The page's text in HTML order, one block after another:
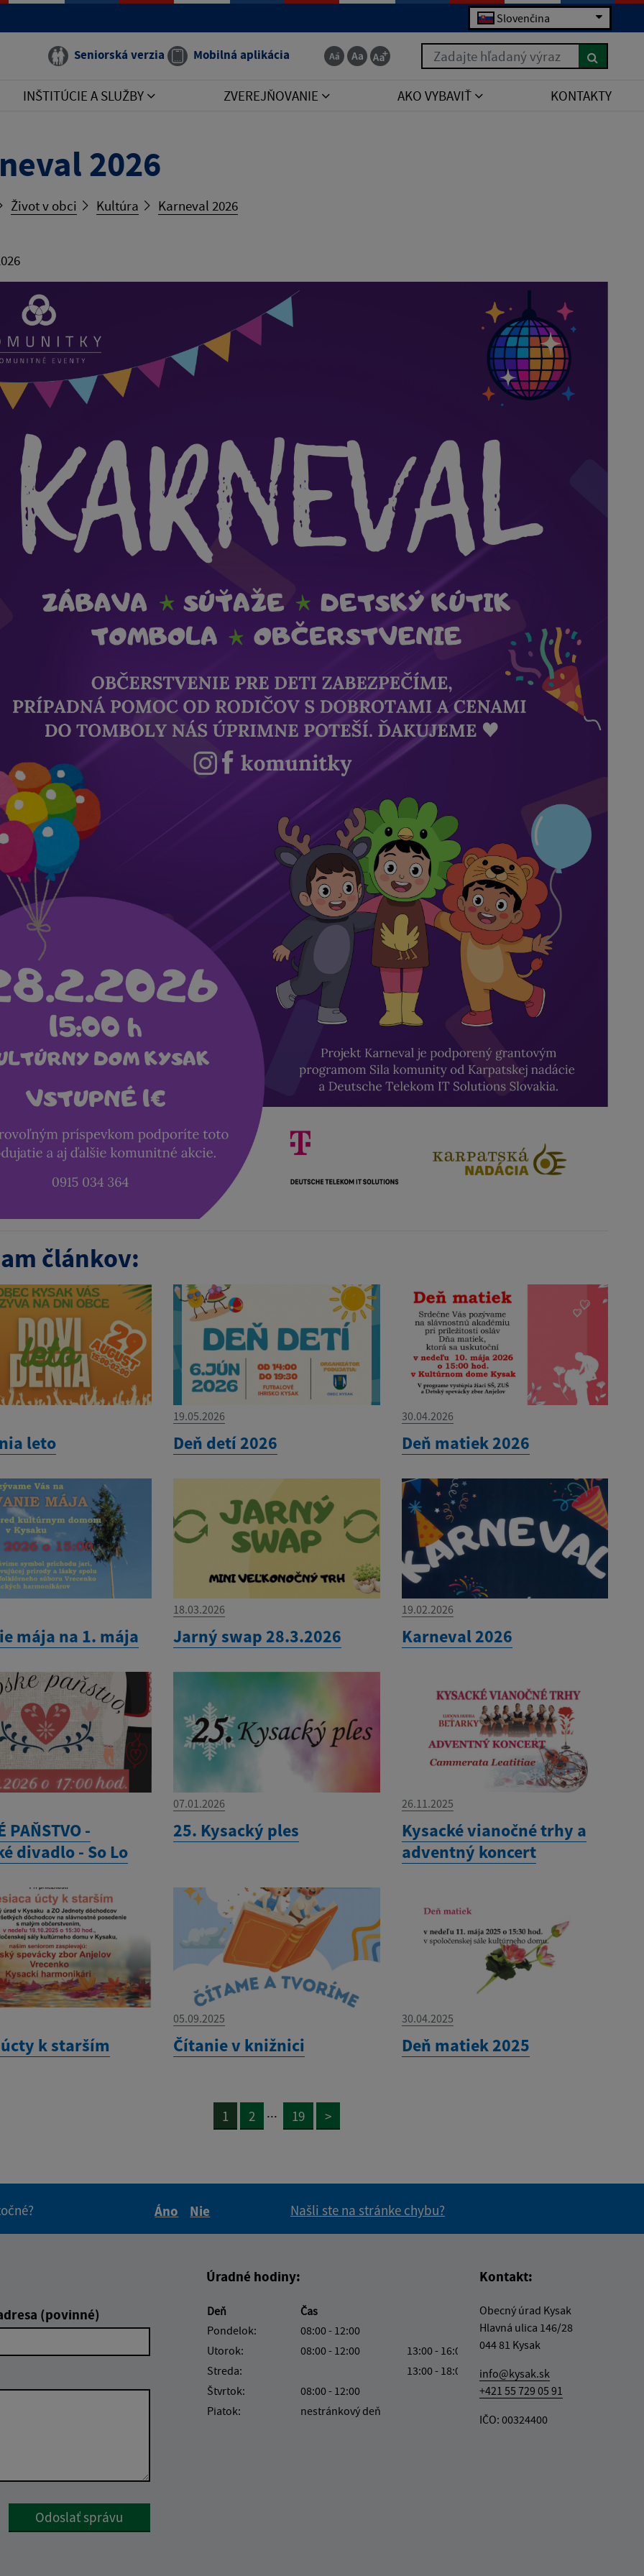
Slovenčina
Seniorská verzia Mobilná aplikácia Zadajte hľadaný výraz
INŠTITÚCIE A SLUŽBY ZVEREJŇOVANIE AKO VYBAVIŤ KONTAKTY
2026
Život v obci Kultúra Karneval 2026
článkov:
leto
19.05.2026
Deň detí 2026
30.04.2026
Deň matiek 2026
mája na 1. mája
18.03.2026
Jarný swap 28.3.2026
19.02.2026
Karneval 2026
PAŇSTVO -
divadlo - So Lo
07.01.2026
25. Kysacký ples
26.11.2025
Kysacké vianočné trhy a
adventný koncert
k starším
05.09.2025
Čítanie v knižnici
30.04.2025
Deň matiek 2025
1 2 ... 19 >
Áno
Nie
Našli ste na stránke chybu?
(povinné)
Google reCaptcha Response
Odoslať správu
Úradné hodiny:
Deň
Čas
Pondelok:
08:00 - 12:00
Utorok:
08:00 - 12:00
13:00 - 16:00
Streda:
13:00 - 18:00
Štvrtok:
08:00 - 12:00
Piatok:
nestránkový deň
Kontakt:
Obecný úrad Kysak
Hlavná ulica 146/28
044 81 Kysak
info@kysak.sk
+421 55 729 05 91
IČO: 00324400